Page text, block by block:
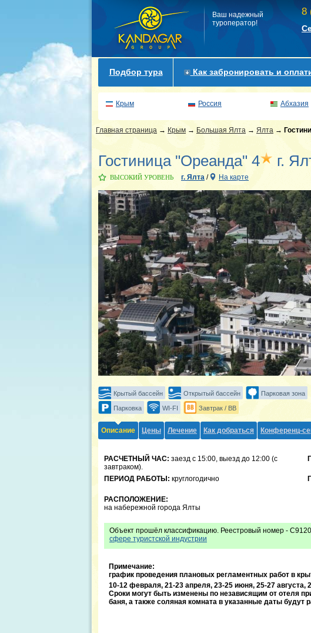
Ваш надежный
туроператор!
8
Подбор тура Как забронировать и
Крым Россия Абхазия
Главная страница → Крым → Большая Ялта → Ялта →
Гостиница "Ореанда" 4 г.
ВЫСОКИЙ УРОВЕНЬ г. Ялта / На карте
Крытый бассейн Открытый бассейн Парковая зона
Парковка WI-FI Завтрак / BB
Описание Цены Лечение Как добраться Конференц-
РАСЧЕТНЫЙ ЧАС: заезд с 15:00, выезд до 12:00 (с
завтраком).
ПЕРИОД РАБОТЫ: круглогодично
РАСПОЛОЖЕНИЕ:
на набережной города Ялты
Объект прошёл классификацию. Реестровый номер -
сфере туристской индустрии
Примечание:
график проведения плановых регламентных работ в
10-12 февраля, 21-23 апреля, 23-25 июня, 25-27 августа,
Сроки могут быть изменены по независящим от отеля
баня, а также соляная комната в указанные даты будут